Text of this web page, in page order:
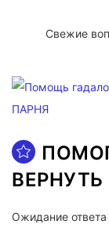
Свежие
Ожидание